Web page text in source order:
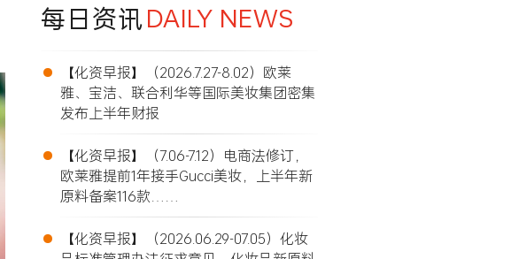
每日资讯DAILY NEWS
•
【化资早报】（2026.7.27-8.02）欧莱
雅、宝洁、联合利华等国际美妆集团密集
发布上半年财报
•
【化资早报】（7.06-7.12）电商法修订，
欧莱雅提前1年接手Gucci美妆，上半年新
原料备案116款……
•
【化资早报】（2026.06.29-07.05）化妆